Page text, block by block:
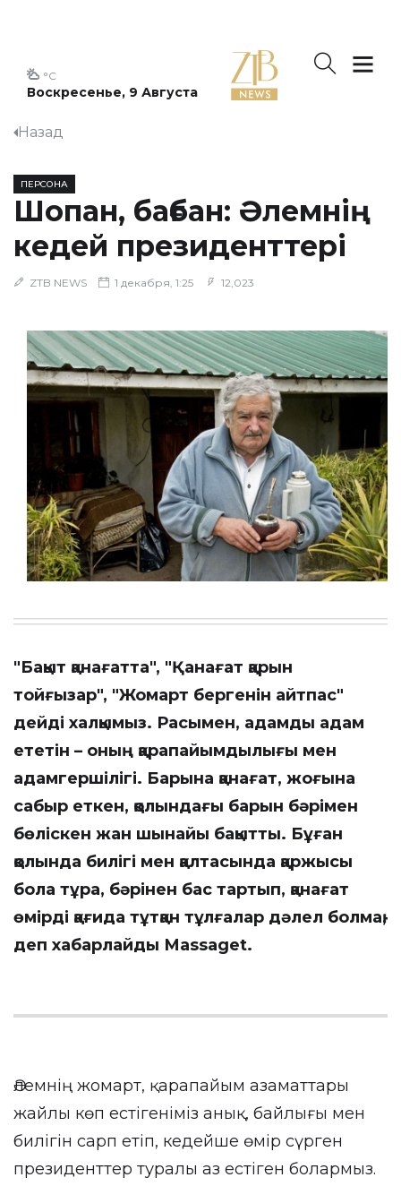
Воскресенье, 9 Августа
°C
Назад
ПЕРСОНА
Шопан, бағбан: Әлемнің
кедей президенттері
ZTB NEWS 1 декабря, 1:25 12,023
"Бақыт қанағатта", "Қанағат қарын
тойғызар", "Жомарт бергенін айтпас"
дейді халқымыз. Расымен, адамды адам
ететін – оның қарапайымдылығы мен
адамгершілігі. Барына қанағат, жоғына
сабыр еткен, қолындағы барын бәрімен
бөліскен жан шынайы бақытты. Бұған
қолында билігі мен қалтасында қаржысы
бола тұра, бәрінен бас тартып, қанағат
өмірді қағида тұтқан тұлғалар дәлел болмақ,
деп хабарлайды Мassaget.
Әлемнің жомарт, қарапайым азаматтары
жайлы көп естігеніміз анық, байлығы мен
билігін сарп етіп, кедейше өмір сүрген
президенттер туралы аз естіген болармыз.